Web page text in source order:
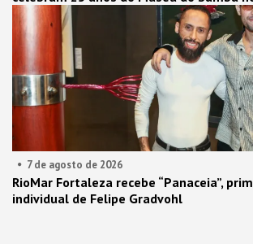
7 de agosto de 2026
RioMar Fortaleza recebe “Panaceia”,
individual de Felipe Gradvohl